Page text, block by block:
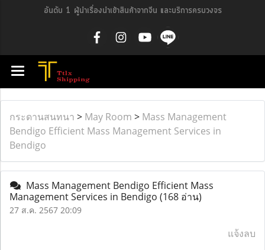
อันดับ 1 ผู้นำเรื่องนำเข้าสินค้าจากจีน และบริการครบวงจร
กระดานสนทนา > May Room > Mass Management
Bendigo Efficient Mass Management Services in
Bendigo
Mass Management Bendigo Efficient Mass
Management Services in Bendigo (168 อ่าน)
27 ส.ค. 2567 20:09
แจ้งลบ